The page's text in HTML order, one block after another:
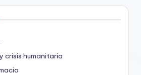
crisis humanitaria